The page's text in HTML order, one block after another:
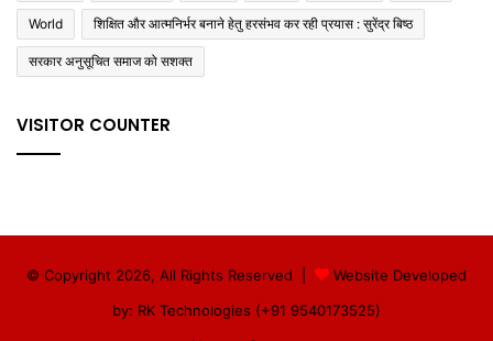
World शिक्षित और आत्मनिर्भर बनाने हेतु हरसंभव कर रही प्रयास : सुरेंद्र बिष्ठ
सरकार अनुसूचित समाज को सशक्त
VISITOR COUNTER
© Copyright 2026, All Rights Reserved |
Website Developed
by: RK Technologies (+91 9540173525)